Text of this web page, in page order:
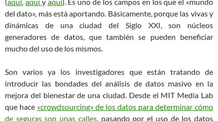
del dato», más está aportando. Básicamente, porque las vivas y
dinámicas de una ciudad del Siglo XXI, son núcleos
generadores de datos, que también se pueden beneficiar
mucho del uso de los mismos.
Son varios ya los investigadores que están tratando de
introducir las bondades del análisis de datos masivo en la
mejora del bienestar de una ciudad. Desde el MIT Media Lab
que hace «crowdsourcing» de los datos para determinar cómo
de seguras son unas calles, pasando por el uso de los datos